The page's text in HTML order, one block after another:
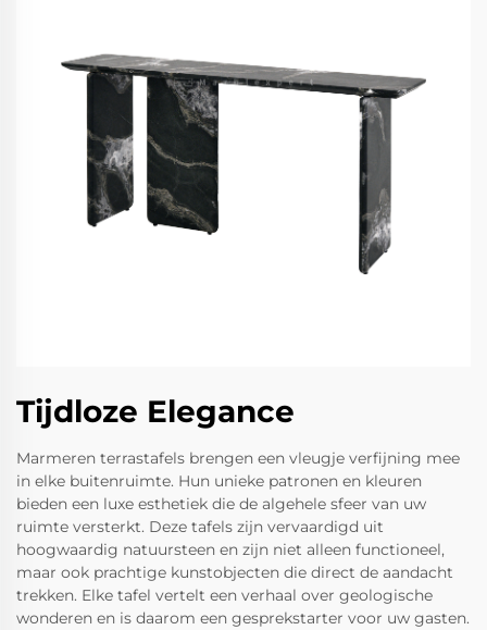
Tijdloze Elegance
Marmeren terrastafels brengen een vleugje verfijning mee
in elke buitenruimte. Hun unieke patronen en kleuren
bieden een luxe esthetiek die de algehele sfeer van uw
ruimte versterkt. Deze tafels zijn vervaardigd uit
hoogwaardig natuursteen en zijn niet alleen functioneel,
maar ook prachtige kunstobjecten die direct de aandacht
trekken. Elke tafel vertelt een verhaal over geologische
wonderen en is daarom een gesprekstarter voor uw gasten.